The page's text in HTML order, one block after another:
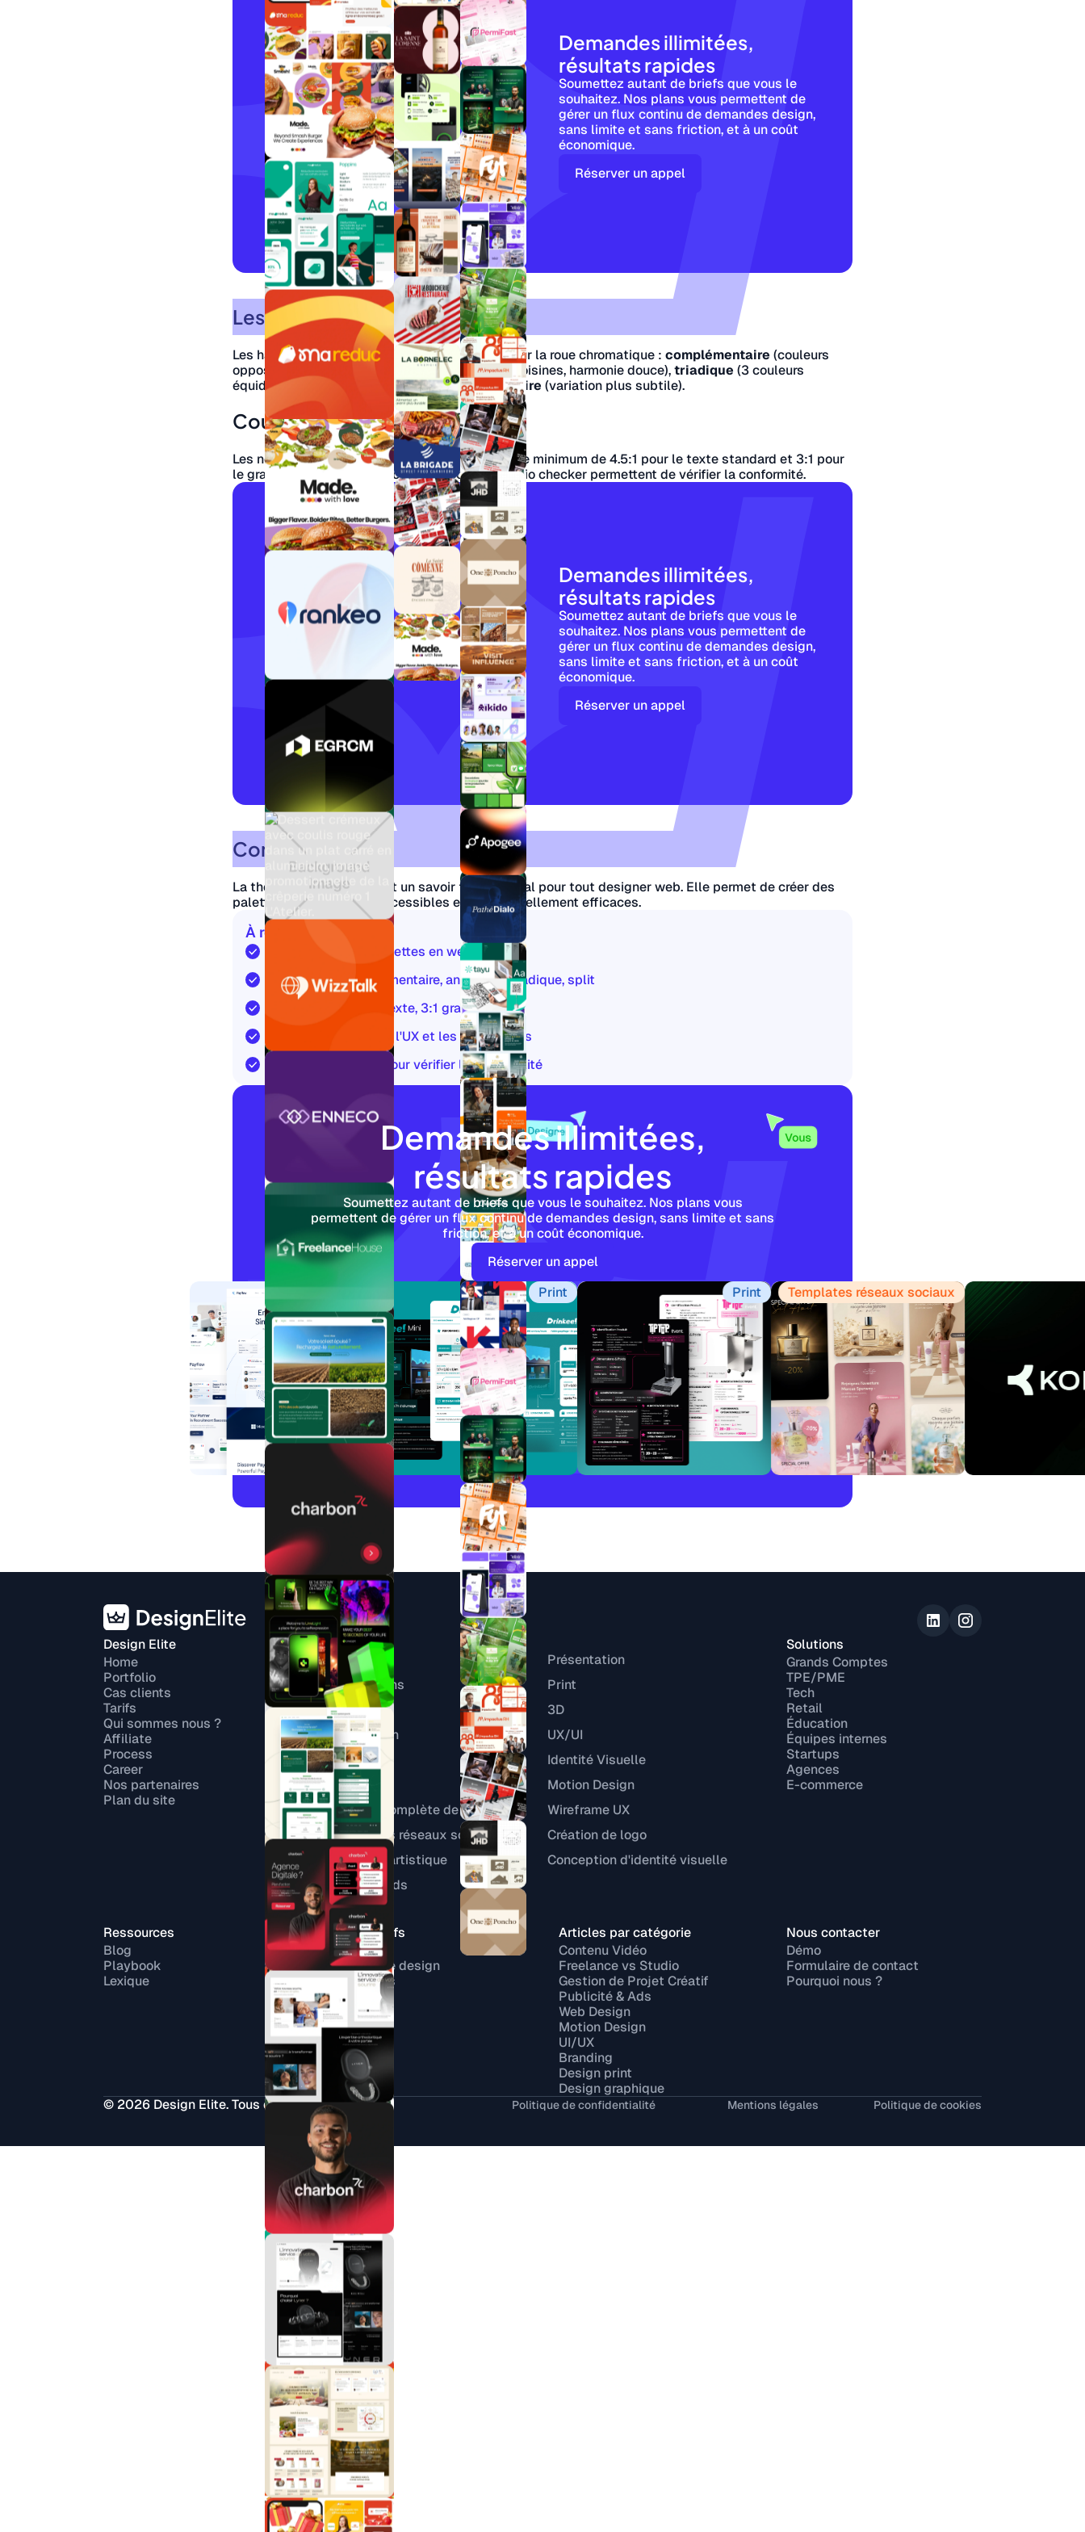
Demandes illimitées,
résultats rapides
Soumettez autant de briefs que vous le
souhaitez. Nos plans vous permettent de
gérer un flux continu de demandes design,
sans limite et sans friction, et à un coût
économique.
Réserver un appel
Les harmonies de couleurs
Les harmonies sont des combinaisons basées sur la roue chromatique : complémentaire (couleurs
opposées, contraste fort),
analogue(couleurs voisines, harmonie douce),triadique (3 couleurs
équidistantes, dynamisme),split-complémentaire (variation plus subtile).
Couleurs et accessibilité web
Les normes WCAG imposent un ratio de contraste minimum de 4.5:1 pour le texte standard et 3:1 pour
le grand texte. Les outils comme le Contrast Ratio checker permettent de vérifier la conformité.
Demandes illimitées,
résultats rapides
Soumettez autant de briefs que vous le
souhaitez. Nos plans vous permettent de
gérer un flux continu de demandes design,
sans limite et sans friction, et à un coût
économique.
Réserver un appel
Conclusion
La théorie des couleurs est un savoir fondamental pour tout designer web. Elle permet de créer des
palettes harmonieuses, accessibles et émotionnellement efficaces.
À retenir
Base du choix de palettes en web design
Harmonies : complémentaire, analogue, triadique, split
Ratio WCAG : 4.5:1 texte, 3:1 grand texte
Influence directe sur l'UX et les conversions
Outils numériques pour vérifier l'accessibilité
Demandes illimitées,
résultats rapides
Soumettez autant de briefs que vous le souhaitez. Nos plans vous
permettent de gérer un flux continu de demandes design, sans limite et sans
friction, et à un coût économique.
Réserver un appel
Webdesign
Print Print Templates réseaux sociaux
Design Elite
Home
Portfolio
Cas clients
Tarifs
Qui sommes nous ?
Affiliate
Process
Career
Nos partenaires
Plan du site
Services
ASO
Présentation
Illustrations
Print
Ebook
3D
Webdesign
UX/UI
Logo
Identité Visuelle
Site Web
Motion Design
Refonte complète de site
Wireframe UX
Templates réseaux sociaux
Création de logo
Direction artistique
Conception d'identité visuelle
Creative ads
Solutions
Grands Comptes
TPE/PME
Tech
Retail
Éducation
Équipes internes
Startups
Agences
E-commerce
Ressources
Blog
Playbook
Lexique
Comparatifs
Freelance
Agence de design
99designs
Fiverr
Upwork
Malt
Articles par catégorie
Contenu Vidéo
Freelance vs Studio
Gestion de Projet Créatif
Publicité & Ads
Web Design
Motion Design
UI/UX
Branding
Design print
Design graphique
Nous contacter
Démo
Formulaire de contact
Pourquoi nous ?
© 2026 Design Elite. Tous droits réservés Politique de confidentialité Mentions légales Politique de cookies